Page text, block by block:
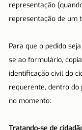
representação
representação de um
Para que o pedido
se ao formulário,
identificação civil do
requerente, dentro do
no momento: